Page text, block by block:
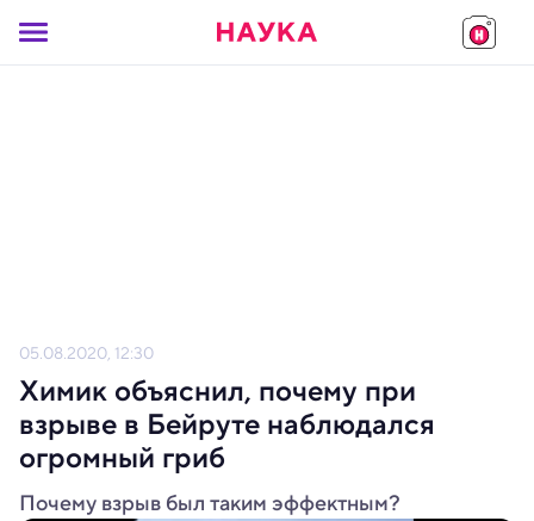
05.08.2020, 12:30
Химик объяснил, почему при
взрыве в Бейруте наблюдался
огромный гриб
Почему взрыв был таким эффектным?